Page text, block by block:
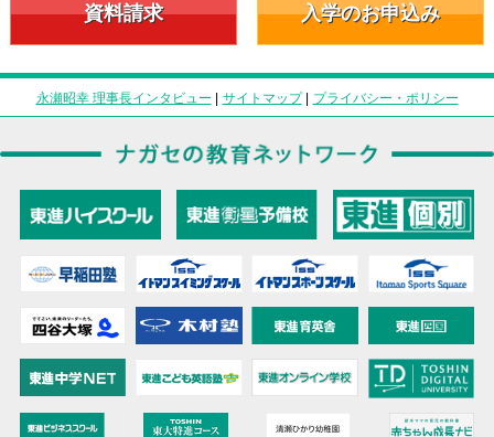
資料請求 入学のお申込み
永瀬昭幸 理事長インタビュー | サイトマップ| プライバシー・ポリシー